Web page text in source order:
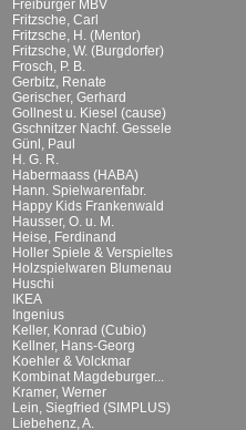
Freiburger MBV
Fritzsche, Carl
Fritzsche, H. (Mentor)
Fritzsche, W. (Burgdorfer)
Frosch, P. B.
Gerbitz, Renate
Gerischer, Gerhard
Gollnest u. Kiesel (cause)
Gschnitzer Nachf. Gessele
Günl, Paul
H. G. R.
Habermaass (HABA)
Hann. Spielwarenfabr.
Happy Kids Frankenwald
Hausser, O. u. M.
Heise, Ferdinand
Holler Spiele & Verspieltes
Holzspielwaren Blumenau
Huschi
IKEA
Ingenius
Keller, Konrad (Cubio)
Kellner, Hans-Georg
Koehler & Volckmar
Kombinat Magdeburger...
Kramer, Werner
Lein, Siegfried (SIMPLUS)
Liebehenz, A.